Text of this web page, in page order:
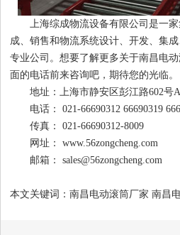
上海综成物流设备有限公司是一
成、销售和物流系统设计、开发、集
专业公司。想要了解更多关于南昌电
面的电话前来咨询吧，期待您的光临。
地址：上海市静安区彭江路602号
电话： 021-66690312 66690319
传真： 021-66690312-8009
网址： www.56zongcheng.com
邮箱： sales@56zongcheng.com
本文关键词：南昌电动滚筒厂家 南昌